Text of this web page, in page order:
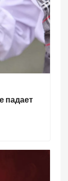
падает